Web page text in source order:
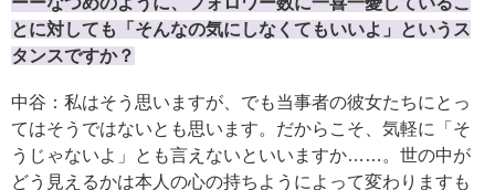
とに対しても「そんなの気にしなくてもいいよ」というス
タンスですか？
中谷：私はそう思いますが、でも当事者の彼女たちにとっ
てはそうではないとも思います。だからこそ、気軽に「そ
うじゃないよ」とも言えないといいますか……。世の中が
どう見えるかは本人の心の持ちようによって変わりますも